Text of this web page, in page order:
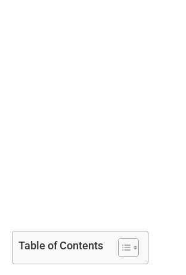
Table of Contents